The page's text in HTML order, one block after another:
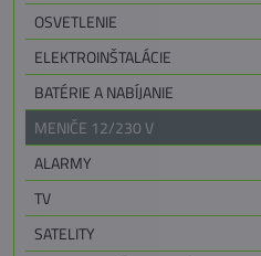
OSVETLENIE
ELEKTROINŠTALÁCIE
BATÉRIE A NABÍJANIE
MENIČE 12/230 V
ALARMY
TV
SATELITY